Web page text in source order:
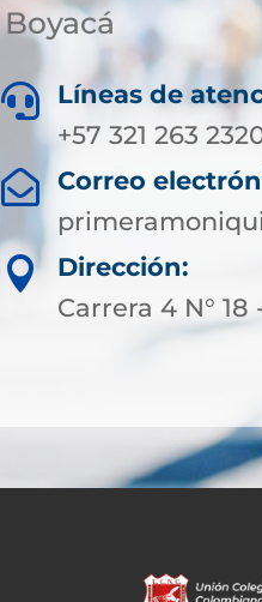
Boyacá

Líneas de
+57 321 263

Correo

Dirección:
Carrera 4 N°